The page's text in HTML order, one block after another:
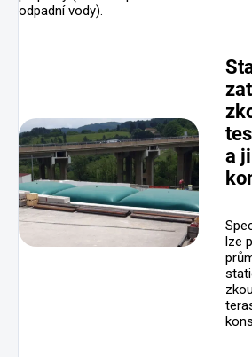
odpadní vody).
a
lze